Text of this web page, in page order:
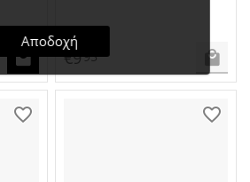
€995
Αποδοχή